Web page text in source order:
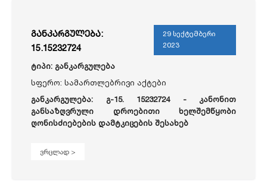
განკარგულება:
15.15232724
29 სექტემბერი
2023
ტიპი: განკარგულება
სფერო: სამართლებრივი აქტები
განკარგულება: გ-15. 15232724 - კანონით
განსაზღვრული დროებითი ხელშემწყობი
ღონისძიებების დამტკიცების შესახებ
ვრცლად >